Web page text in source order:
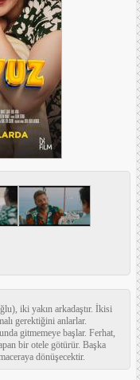
iki yakın arkadaştır. İkisi
gerektiğini anlarlar.
gitmemeye başlar. Ferhat,
bir otele götürür. Başka
dönüşecektir.